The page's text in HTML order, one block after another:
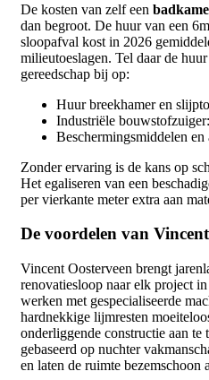
De kosten van zelf een
dan begroot. De huur van een
sloopafval kost in 2026
milieutoeslagen. Tel daar de
gereedschap bij op:
Huur breekhamer en
Industriële
Beschermingsmiddelen
Zonder ervaring is de kans op
Het egaliseren van een
per vierkante meter extra aan
De voordelen van
Vincent Oosterveen brengt
renovatiesloop naar elk project
werken met gespecialiseerde
hardnekkige lijmresten
onderliggende constructie aan te
gebaseerd op nuchter
en laten de ruimte bezemschoon